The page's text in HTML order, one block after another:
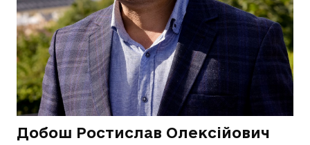
Добош Ростислав Олексійович